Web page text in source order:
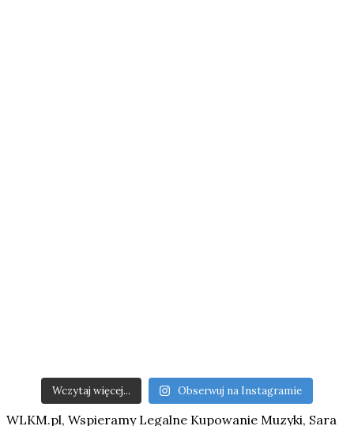
Wczytaj więcej... Obserwuj na Instagramie
WLKM.pl, Wspieramy Legalne Kupowanie Muzyki, Sara